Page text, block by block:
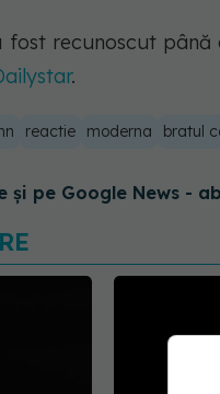
fost recunoscut
.
reactie moderna bratul
și pe Google News -